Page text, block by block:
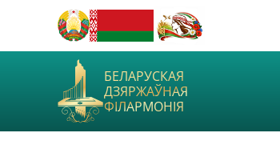
БЕЛАРУСКАЯ
ДЗЯРЖАЎНАЯ
ФІЛАРМОНІЯ